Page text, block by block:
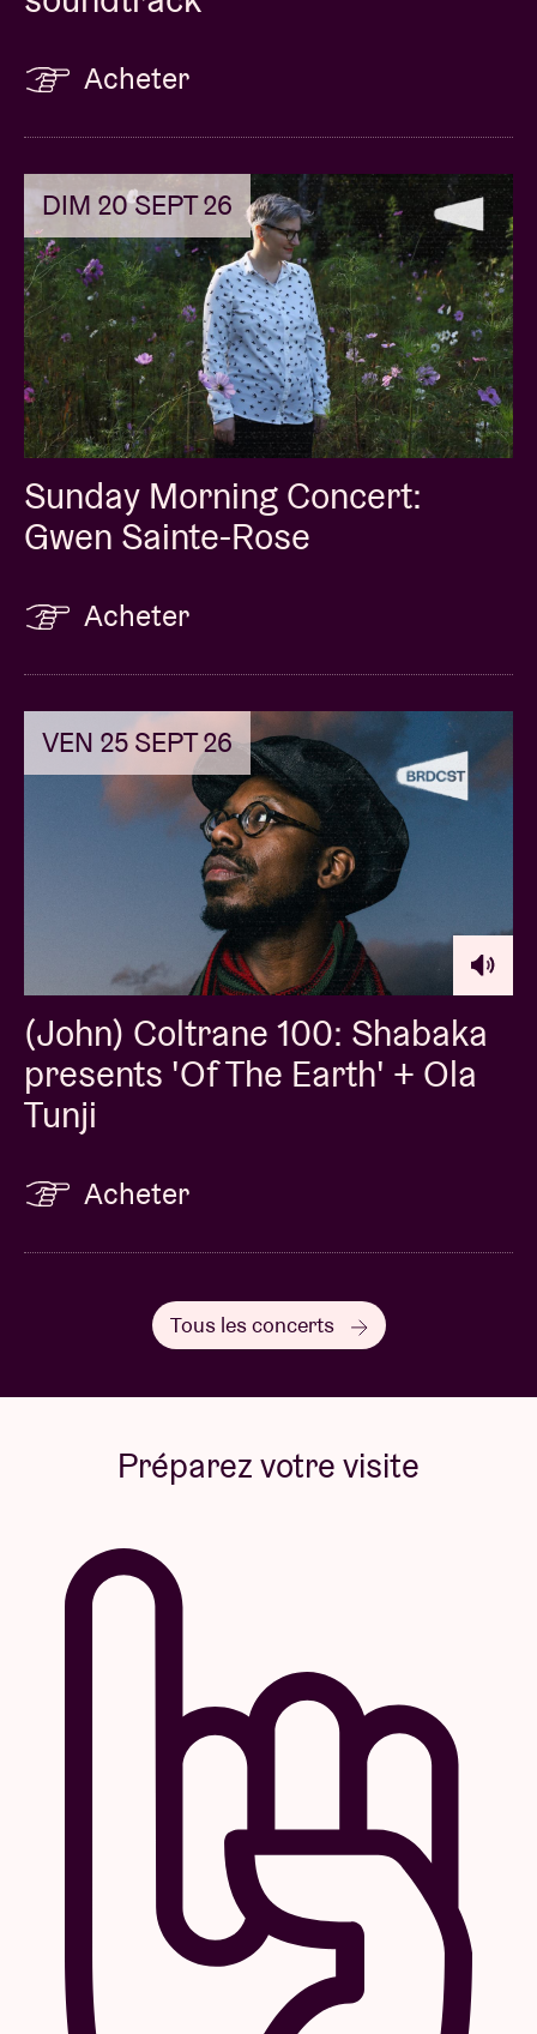
Acheter
DIM 20 SEPT 26
Sunday Morning Concert:
Gwen Sainte-Rose
Acheter
VEN 25 SEPT 26
(John) Coltrane 100: Shabaka
presents 'Of The Earth' + Ola
Tunji
Acheter
Tous les concerts
Préparez votre visite